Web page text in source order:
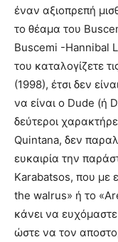
έναν αξιοπρεπή
το θέαμα του
Buscemi -Hannibal
του καταλογίζετε
(1998), έτσι δεν
να είναι ο Dude (ή
δεύτεροι
Quintana, δεν
ευκαιρία την
Karabatsos, που με
the walrus» ή το
κάνει να
ώστε να τον